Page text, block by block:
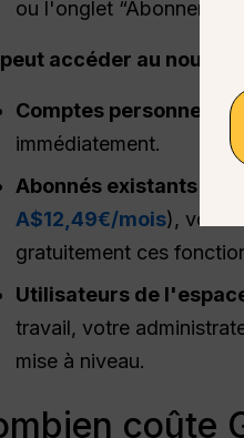
ou l'onglet
accéder au nouveau
Comptes personnels :
immédiatement.
Abonnés existants :
Si
A$12,49€/mois), vous
gratuitement ces
Utilisateurs de
travail, votre
mise à niveau.
coûte